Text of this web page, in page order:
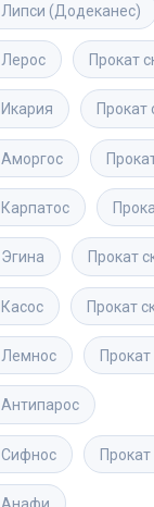
Липси (Додеканес)
Лерос Прокат
Икария Прокат
Аморгос
Карпатос
Эгина Прокат
Касос Прокат
Лемнос Прокат
Антипарос
Сифнос Прокат
Анафи